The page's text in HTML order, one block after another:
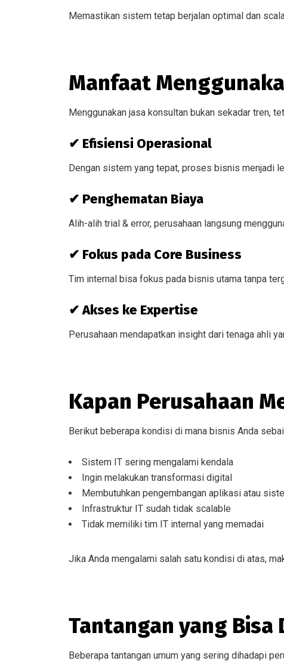
Memastikan sistem tetap berjalan optimal dan
Manfaat
Menggunakan jasa konsultan bukan sekadar tren,
✔ Efisiensi Operasional
Dengan sistem yang tepat, proses bisnis menjadi
✔ Penghematan Biaya
Alih-alih trial & error, perusahaan langsung
✔ Fokus pada Core Business
Tim internal bisa fokus pada bisnis utama tanpa
✔ Akses ke Expertise
Perusahaan mendapatkan insight dari tenaga ahli
Kapan Perusahaan
Berikut beberapa kondisi di mana bisnis Anda
Sistem IT sering mengalami kendala
Ingin melakukan transformasi digital
Membutuhkan pengembangan aplikasi atau
Infrastruktur IT sudah tidak scalable
Tidak memiliki tim IT internal yang memadai
Jika Anda mengalami salah satu kondisi di atas,
Tantangan yang
Beberapa tantangan umum yang sering dihadapi